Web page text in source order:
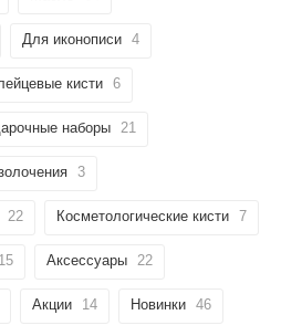
Для иконописи 4
кисти 6
наборы 21
3
22 Косметологические кисти 7
15 Аксессуары 22
Акции 14 Новинки 46